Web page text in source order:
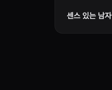
센스 있는 남